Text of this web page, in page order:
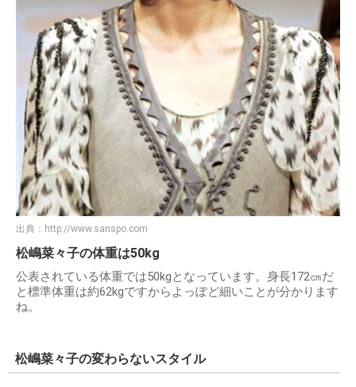
出典： http://www.sanspo.com
松嶋菜々子の体重は50kg
公表されている体重では50kgとなっています。身長172㎝だ
と標準体重は約62kgですからよっぽど細いことが分かります
ね。
松嶋菜々子の変わらないスタイル